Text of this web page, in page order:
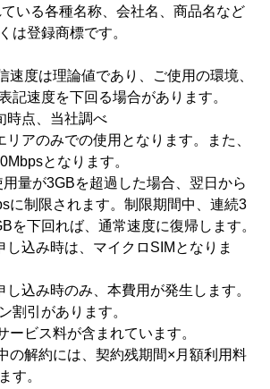
いる各種名称、会社名、商品名など
は登録商標です。
度は理論値であり、ご使用の環境、
記速度を下回る場合があります。
時点、当社調べ
アのみでの使用となります。また、
となります。
量が3GBを超過した場合、翌日から
に制限されます。制限期間中、連続3
を下回れば、通常速度に復帰します。
込み時は、マイクロSIMとなりま
込み時のみ、本費用が発生します。
割引があります。
ビス料が含まれています。
の解約には、契約残期間×月額利用料
す。